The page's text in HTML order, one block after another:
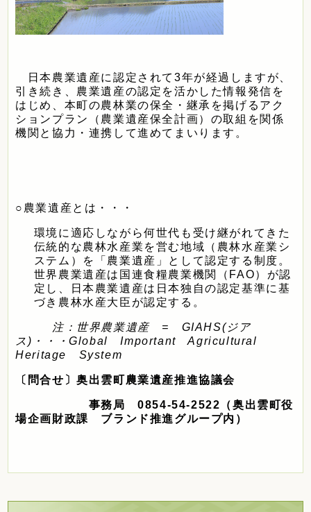
日本農業遺産に認定されて3年が経過しますが、
引き続き、農業遺産の認定を活かした情報発信を
はじめ、本町の農林業の保全・継承を掲げるアク
ションプラン（農業遺産保全計画）の取組を関係
機関と協力・連携して進めてまいります。
○農業遺産とは・・・
環境に適応しながら何世代も受け継がれてきた
伝統的な農林水産業を営む地域（農林水産業シ
ステム）を「農業遺産」として認定する制度。
世界農業遺産は国連食糧農業機関（FAO）が認
定し、日本農業遺産は日本独自の認定基準に基
づき農林水産大臣が認定する。
注：世界農業遺産 = GIAHS(ジア
ス ) ・・・Global Important
Agricultural
Heritage
System
〔問合せ〕奥出雲町農業遺産推進協議会
事務局 0854-54-2522（奥出雲町役
場企画財政課 ブランド推進グループ内）